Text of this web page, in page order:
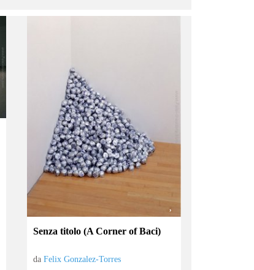
Senza titolo (A Corner of Baci)
daFelix Gonzalez-Torres